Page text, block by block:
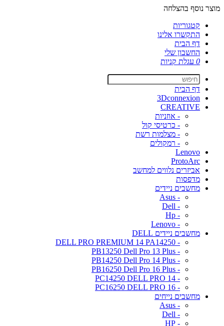
מוצר נוסף בהצלחה
קטגוריות
התקשרו אלינו
דף הבית
החשבון שלי
0 עגלת קניות
דף הבית
3Dconnexion
CREATIVE
- אוזניות
- כרטיסי קול
- מצלמות רשת
- רמקולים
Lenovo
ProtoArc
אביזרים נלווים למחשב
מדפסות
מחשבים ניידים
- Asus
- Dell
- Hp
- Lenovo
מחשבים ניידים DELL
- DELL PRO PREMIUM 14 PA14250
- PB13250 Dell Pro 13 Plus
- PB14250 Dell Pro 14 Plus
- PB16250 Dell Pro 16 Plus
- PC14250 DELL PRO 14
- PC16250 DELL PRO 16
מחשבים נייחים
- Asus
- Dell
- HP